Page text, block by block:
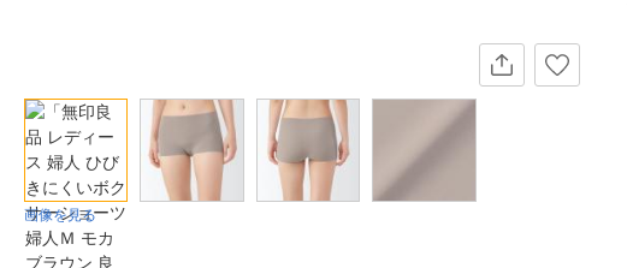
画像を見る